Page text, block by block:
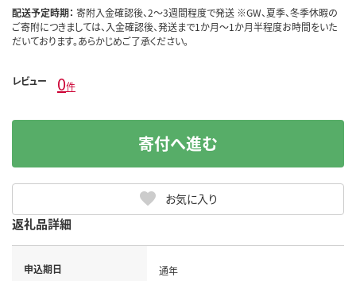
配送予定時期： 寄附入金確認後、2～3週間程度で発送 ※GW、夏季、冬季休暇の
ご寄附につきましては、入金確認後、発送まで1か月～1か月半程度お時間をいた
だいております。あらかじめご了承ください。
レビュー 0件
お気に入り
寄付へ進む
返礼品詳細
申込期日 通年